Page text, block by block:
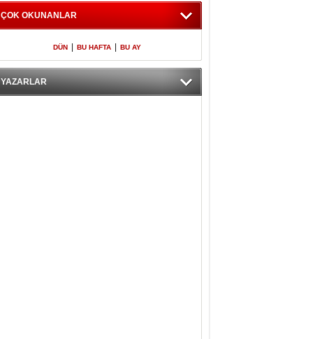
ÇOK OKUNANLAR
DÜN BU HAFTA BU AY
YAZARLAR